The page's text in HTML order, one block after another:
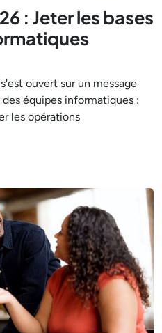
: Jeter les bases
ouvert sur un message
équipes informatiques :
les opérations